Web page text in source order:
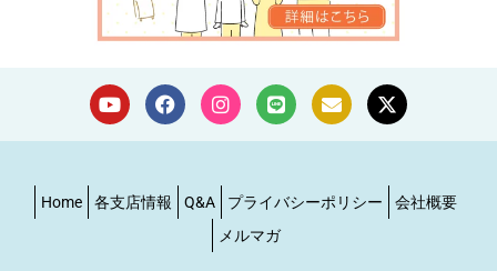
Home 各支店情報 Q&A プライバシーポリシー
会社概要
メルマガ